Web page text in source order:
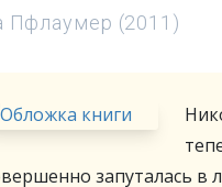
Пфлаумер (2011)
запуталась в